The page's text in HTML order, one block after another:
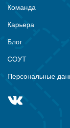
Команда
Карьера
Блог
СОУТ
Персональные